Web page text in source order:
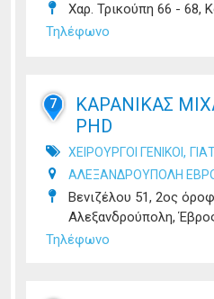
Χαρ. Τρικούπη 66 - 68,
Τηλέφωνο
7
ΚΑΡΑΝΙΚΑΣ
PHD
ΧΕΙΡΟΥΡΓΟΙ ΓΕΝΙΚΟΙ ,
ΑΛΕΞΑΝΔΡΟΥΠΟΛΗ
Βενιζέλου 51, 2ος
Αλεξανδρούπολη,
Τηλέφωνο